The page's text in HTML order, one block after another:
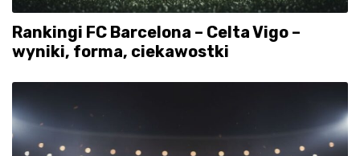
Rankingi FC Barcelona – Celta Vigo –
wyniki, forma, ciekawostki